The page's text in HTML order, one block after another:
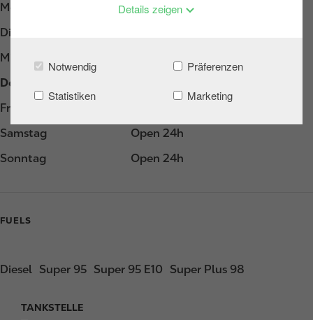
Details zeigen
Notwendig
Präferenzen
Statistiken
Marketing
Montag
Open 24h
Dienstag
Mittwoch
Donnerstag
Freitag
Samstag
Open 24h
Sonntag
Open 24h
FUELS
Diesel Super 95 Super 95 E10 Super Plus 98
F
TANKSTELLE